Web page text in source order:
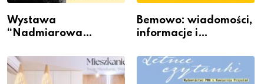
Wystawa
“Nadmiarowa
Galerii XX1
Bemowo: wiadomości,
informacje i